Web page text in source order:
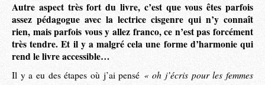
Autre aspect très fort du livre, c’est que vous êtes parfois
assez pédagogue avec la lectrice cisgenre qui n’y connaît
rien, mais parfois vous y allez franco, ce n’est pas forcément
très tendre. Et il y a malgré cela une forme d’harmonie qui
rend le livre accessible…
Il y a eu des étapes où j’ai pensé « oh j’écris pour les femmes